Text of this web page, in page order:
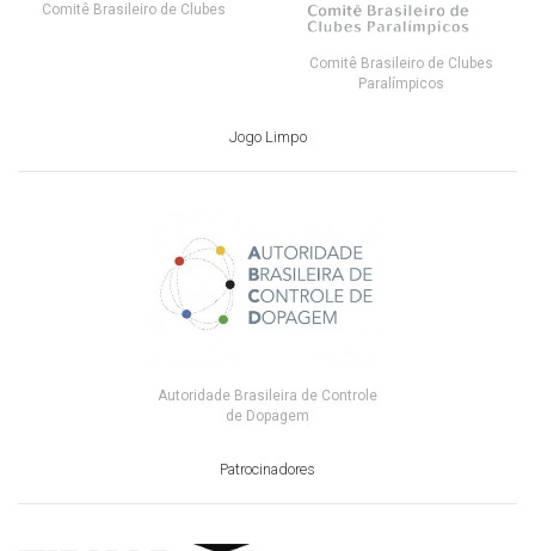
Comitê Brasileiro de Clubes
Comitê Brasileiro de Clubes
Paralímpicos
Jogo Limpo
Autoridade Brasileira de Controle
de Dopagem
Patrocinadores